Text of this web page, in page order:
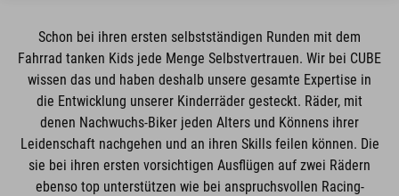
Schon bei ihren ersten selbstständigen Runden mit dem
Fahrrad tanken Kids jede Menge Selbstvertrauen. Wir bei CUBE
wissen das und haben deshalb unsere gesamte Expertise in
die Entwicklung unserer Kinderräder gesteckt. Räder, mit
denen Nachwuchs-Biker jeden Alters und Könnens ihrer
Leidenschaft nachgehen und an ihren Skills feilen können. Die
sie bei ihren ersten vorsichtigen Ausflügen auf zwei Rädern
ebenso top unterstützen wie bei anspruchsvollen Racing-